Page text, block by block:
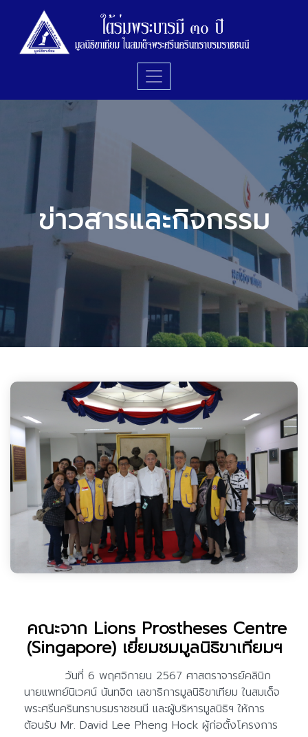
ข่าวสารและกิจกรรม
คณะจาก Lions Prostheses Centre
(Singapore) เยี่ยมชมมูลนิธิขาเทียมฯ